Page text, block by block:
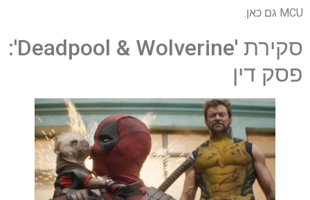
MCU גם כאן.
סקירת 'Deadpool & Wolverine':
פסק דין